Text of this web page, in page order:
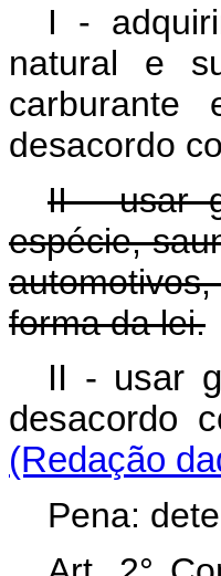
I -
natural e
carburante
desacordo
II - usar
espécie,
forma da lei.
II - usar
desacordo
(Redação
Pena: